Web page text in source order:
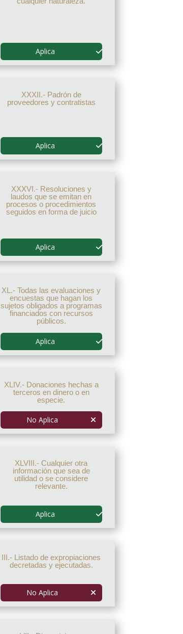
Aplica
XXXII.- Padrón de
proveedores y contratistas
Aplica
XXXVI.- Resoluciones y
laudos que se emitan en
procesos o procedimientos
seguidos en forma de juicio
Aplica
XL.- Todas las evaluaciones y
encuestas que hagan los
sujetos obligados a programas
financiados con recursos
públicos.
Aplica
XLIV.- Donaciones hechas a
terceros en dinero o en
especie.
No Aplica
XLVIII.- Cualquier otra
información que sea de
utilidad o se considere
relevante.
Aplica
III.- Listado de expropiaciones
decretadas y ejecutadas.
No Aplica